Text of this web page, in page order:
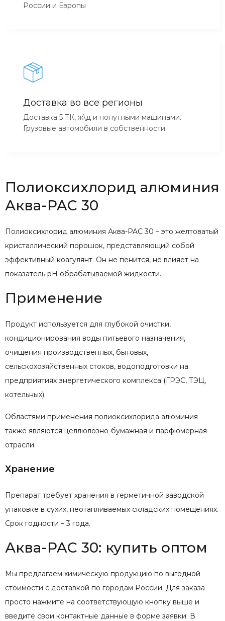
России и Европы
Доставка во все регионы
Доставка 5 ТК, ж\д и попутными машинами.
Грузовые автомобили в собственности
Полиоксихлорид алюминия
Аква-PAC 30
Полиоксихлорид алюминия Аква-PAC 30 – это желтоватый
кристаллический порошок, представляющий собой
эффективный коагулянт. Он не пенится, не влияет на
показатель pH обрабатываемой жидкости.
Применение
Продукт используется для глубокой очистки,
кондиционирования воды питьевого назначения,
очищения производственных, бытовых,
сельскохозяйственных стоков, водоподготовки на
предприятиях энергетического комплекса (ГРЭС, ТЭЦ,
котельных).
Областями применения полиоксихлорида алюминия
также являются целлюлозно-бумажная и парфюмерная
отрасли.
Хранение
Препарат требует хранения в герметичной заводской
упаковке в сухих, неотапливаемых складских помещениях.
Срок годности – 3 года.
Аква-PAC 30: купить оптом
Мы предлагаем химическую продукцию по выгодной
стоимости с доставкой по городам России. Для заказа
просто нажмите на соответствующую кнопку выше и
введите свои контактные данные в форме заявки. В